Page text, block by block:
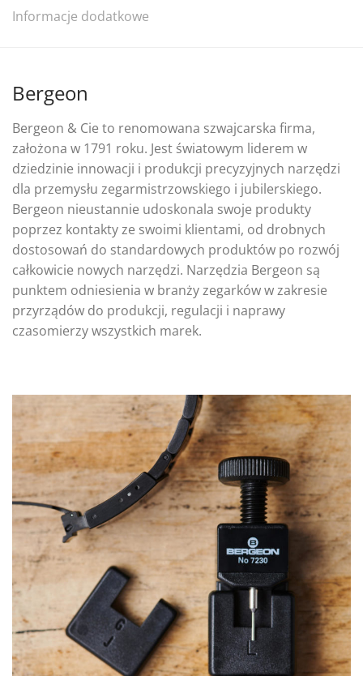
Informacje dodatkowe
Bergeon
Bergeon & Cie to renomowana szwajcarska firma,
założona w 1791 roku. Jest światowym liderem w
dziedzinie innowacji i produkcji precyzyjnych narzędzi
dla przemysłu zegarmistrzowskiego i jubilerskiego.
Bergeon nieustannie udoskonala swoje produkty
poprzez kontakty ze swoimi klientami, od drobnych
dostosowań do standardowych produktów po rozwój
całkowicie nowych narzędzi. Narzędzia Bergeon są
punktem odniesienia w branży zegarków w zakresie
przyrządów do produkcji, regulacji i naprawy
czasomierzy wszystkich marek.